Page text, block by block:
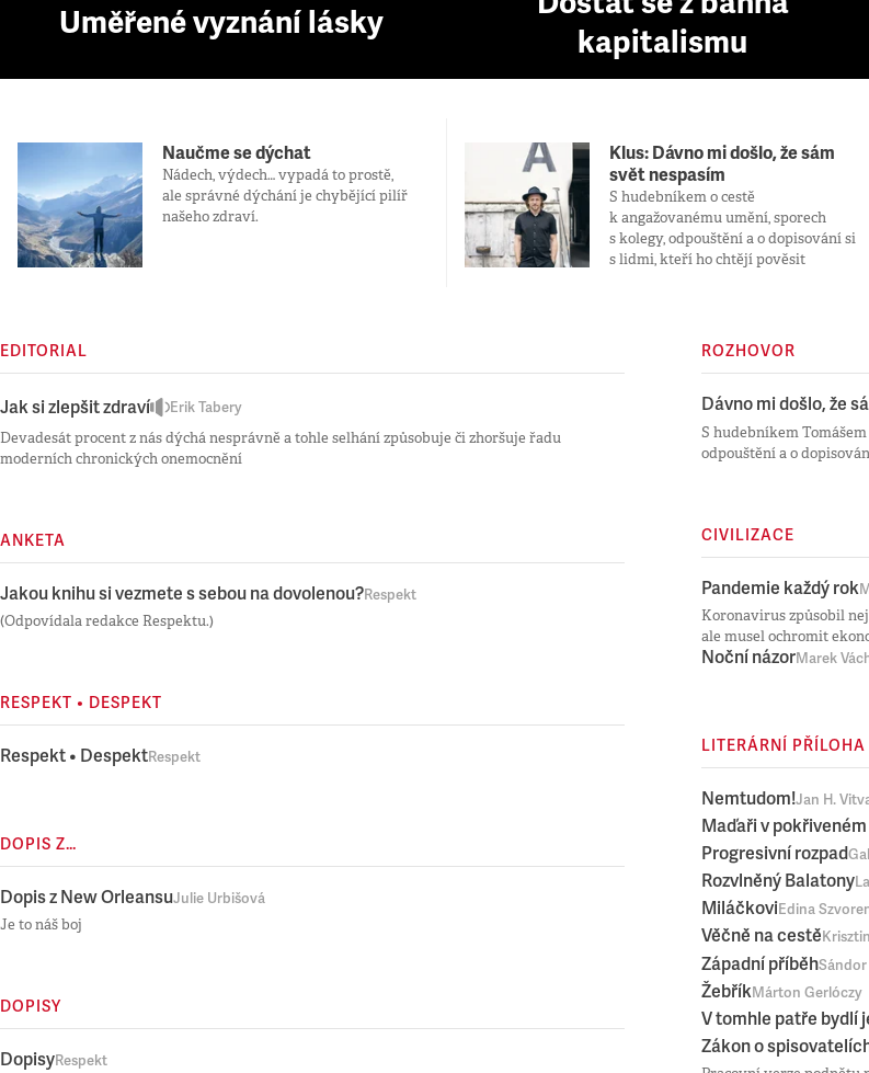
Uměřené vyznání lásky
kapitalismu
Naučme se dýchat
Nádech, výdech… vypadá to prostě,
ale správné dýchání je chybějící pilíř
našeho zdraví.
Klus: Dávno mi došlo, že sám
svět nespasím
S hudebníkem o cestě
k angažovanému umění, sporech
s kolegy, odpouštění a o dopisování si
s lidmi, kteří ho chtějí pověsit
EDITORIAL
Jak si zlepšit zdraví Erik Tabery
Devadesát procent z nás dýchá nesprávně a tohle selhání způsobuje či zhoršuje řadu
moderních chronických onemocnění
ANKETA
Jakou knihu si vezmete s sebou na dovolenou?Respekt
(Odpovídala redakce Respektu.)
RESPEKT • DESPEKT
Respekt • DespektRespekt
DOPIS Z…
Dopis z New OrleansuJulie Urbišová
Je to náš boj
DOPISY
DopisyRespekt
ROZHOVOR
Dávno mi došlo, že
S hudebníkem
odpouštění a o
CIVILIZACE
Pandemie každý rok
Koronavirus způsobil
ale musel ochromit
Noční názorMarek
LITERÁRNÍ PŘÍLOHA
Nemtudom!Jan H.
Maďaři v
Progresivní rozpad
Rozvlněný Balatony
MiláčkoviEdina
Věčně na cestě
Západní příběh
ŽebříkMárton Gerlóczy
V tomhle patře bydlí
Zákon o